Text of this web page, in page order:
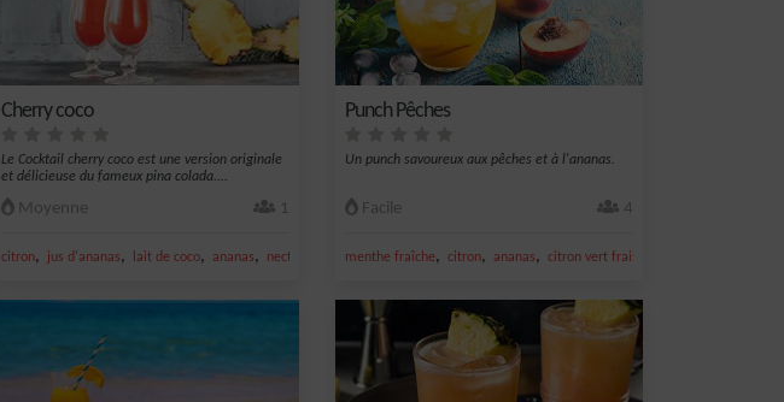
Cherry coco
Le Cocktail cherry coco est une version originale
et délicieuse du fameux pina colada....
Moyenne 1
citron, jus d'ananas, lait de coco, ananas, nectar de citron
Punch Pêches
Un punch savoureux aux pêches et à l'ananas.
Facile 4
menthe fraîche, citron, ananas, citron vert frais